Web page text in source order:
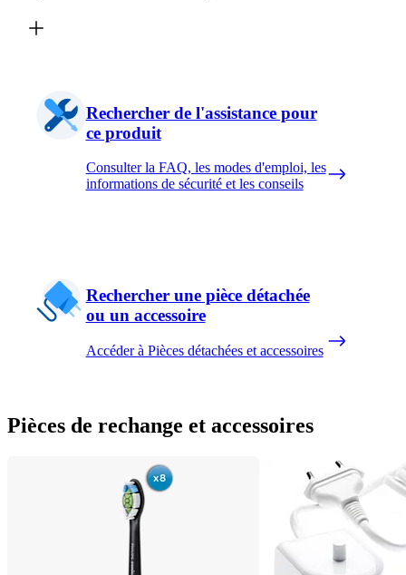
Rechercher de l'assistance pour
ce produit
Consulter la FAQ, les modes d'emploi, les
informations de sécurité et les conseils
Rechercher une pièce détachée
ou un accessoire
Accéder à Pièces détachées et accessoires
Pièces de rechange et accessoires